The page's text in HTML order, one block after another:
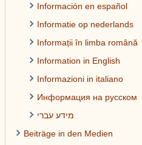
Información en español
Informatie op nederlands
Informații în limba română
Information in English
Informazioni in italiano
Информация на русском
מידע עברי
Beiträge in den Medien